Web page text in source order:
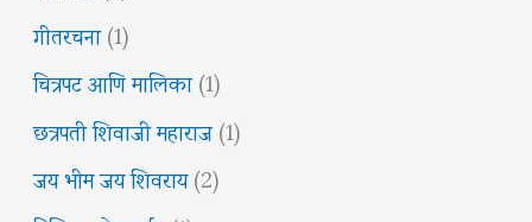
गीतरचना(1)
चित्रपट आणि मालिका(1)
छत्रपती शिवाजी महाराज(1)
जय भीम जय शिवराय(2)